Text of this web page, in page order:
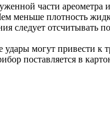
части ареометра
меньше плотность
следует отсчитывать
удары могут привести
поставляется в